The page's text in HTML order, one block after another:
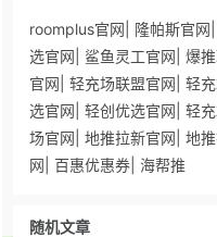
roomplus官网 隆帕斯官网
选官网
鲨鱼灵工官网 爆
官网 轻充场联盟官网 轻
选官网 轻创优选官网 轻
场官网 地推拉新官网 地
网
百惠优惠券 海帮推
随机文章